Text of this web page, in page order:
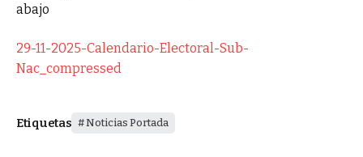
abajo
29-11-2025-Calendario-Electoral-Sub-
Nac_compressed
Etiquetas Noticias Portada